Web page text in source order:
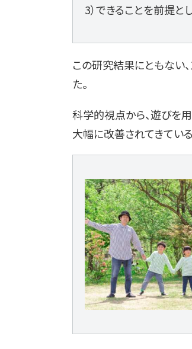
3）できることを前提と
この研究結果にともない
た。
科学的視点から、遊びを
大幅に改善されてきている